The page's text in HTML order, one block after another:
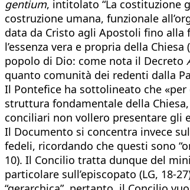
gentium, intitolato “La costituzione
costruzione umana, funzionale
data da Cristo agli Apostoli fino
l’essenza vera e propria della Chiesa
popolo di Dio: come nota il Decreto
quanto comunità dei redenti dalla
Il Pontefice ha sottolineato che
struttura fondamentale della
conciliari non vollero presentare gli
Il Documento si concentra invece
fedeli, ricordando che questi sono
10). Il Concilio tratta dunque del
particolare sull’episcopato (LG, 18-